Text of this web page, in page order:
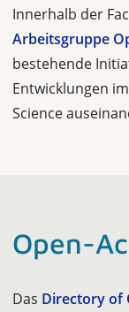
Innerhalb der
Arbeitsgruppe
bestehende
Entwicklungen
Science
Open-
Das Directory of